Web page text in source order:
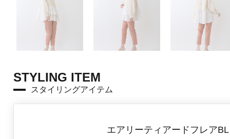
STYLING ITEM
スタイリングアイテム
エアリーティアードフレアBL